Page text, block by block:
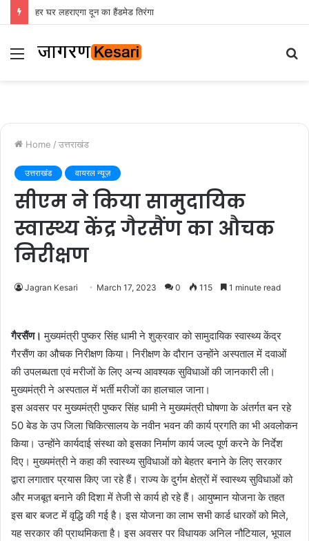
हर घर लहराएगा दून का हैंडमेड तिरंगा
Menu
Home / उत्तराखंड
उत्तराखंड वायरल न्यूज़
सीएम ने किया सामुदायिक
स्वास्थ्य केंद्र गैरसैंण का औचक
निरीक्षण
Jagran Kesari March 17, 2023 0 115 1 minute read
गैरसैंण। मुख्यमंत्री पुष्कर सिंह धामी ने शुक्रवार को सामुदायिक स्वास्थ्य केंद्र
गैरसैंण का औचक निरीक्षण किया। निरीक्षण के दौरान उन्होंने अस्पताल में दवाओं
की उपलब्धता एवं मरीजों के लिए अन्य आवश्यक सुविधाओं की जानकारी ली।
मुख्यमंत्री ने अस्पताल में भर्ती मरीजों का हालचाल जाना।
इस अवसर पर मुख्यमंत्री पुष्कर सिंह धामी ने मुख्यमंत्री घोषणा के अंतर्गत बन रहे
50 बेड के उप जिला चिकित्सालय के नवीन भवन की कार्य प्रगति का भी अवलोकन
किया। उन्होंने कार्यदाई संस्था को इसका निर्माण कार्य जल्द पूर्ण करने के निर्देश
दिए। मुख्यमंत्री ने कहा की स्वास्थ्य सुविधाओं को बेहतर बनाने के लिए सरकार
द्वारा लगातार प्रयास किए जा रहे हैं। राज्य के दुर्गम क्षेत्रों में स्वास्थ्य सुविधाओं को
और मजबूत बनाने की दिशा में तेजी से कार्य हो रहे हैं। आयुष्मान योजना के तहत
इस बार बजट में वृद्धि की गई है। इस योजना का लाभ सभी कार्ड धारकों को मिले,
यह सरकार की प्राथमिकता है। इस अवसर पर विधायक अनिल नौटियाल, भूपाल